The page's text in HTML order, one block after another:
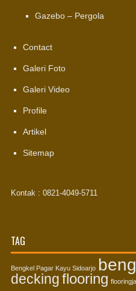
Gazebo – Pergola
Contact
Galeri Foto
Galeri Video
Profile
Artikel
Sitemap
Kontak : 0821-4049-5711
TAG
Bengkel Pagar Kayu Sidoarjo
decking flooring